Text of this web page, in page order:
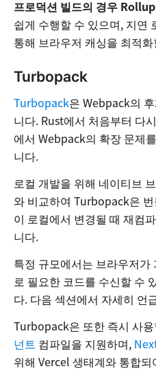
프로덕션 빌드의 경우 Rollup
쉽게 수행할 수 있으며, 지연
통해 브라우저 캐싱을 최적
Turbopack
Turbopack은 Webpack의
니다. Rust에서 처음부터 다
에서 Webpack의 확장 문제
니다.
로컬 개발을 위해 네이티브
와 비교하여 Turbopack은
이 로컬에서 변경될 때 재컴
니다.
특정 규모에서는 브라우저
로 필요한 코드를 수신할 수
다. 다음 섹션에서 자세히 언
Turbopack은 또한 즉시 사
넌트 컴파일을 지원하며,
위해 Vercel 생태계와 통합되